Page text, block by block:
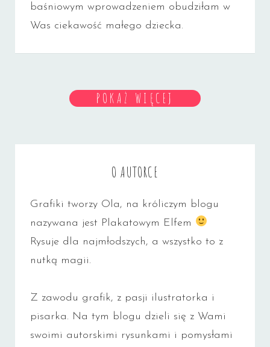
baśniowym wprowadzeniem obudziłam w
Was ciekawość małego dziecka.
POKAŻ WIĘCEJ
O AUTORCE
Grafiki tworzy Ola, na króliczym blogu
nazywana jest Plakatowym Elfem
Rysuje dla najmłodszych, a wszystko to z
nutką magii.
Z zawodu grafik, z pasji ilustratorka i
pisarka. Na tym blogu dzieli się z Wami
swoimi autorskimi rysunkami i pomysłami